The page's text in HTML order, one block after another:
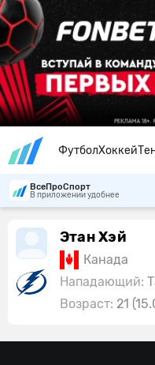
ФутболХоккей
ВсеПроСпорт
В приложении удобнее
Этан Хэй
Канада
Нападающий:
Возраст: 21